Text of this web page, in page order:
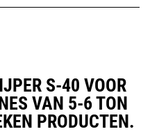
S-40 VOOR
VAN 5-6 TON
PRODUCTEN.